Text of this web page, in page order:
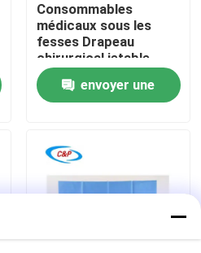
Consommables
médicaux sous les
fesses Drapeau
chirurgical jetable
pour obstétrique et
gynécologieenvoyer une